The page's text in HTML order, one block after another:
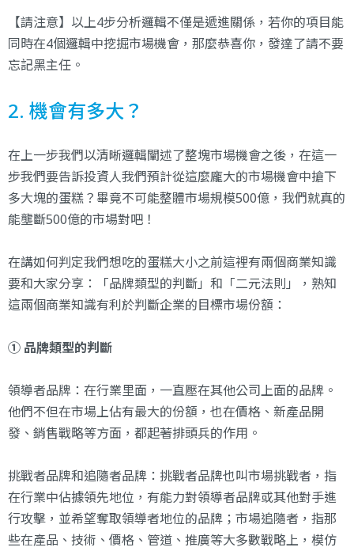
【請注意】以上4步分析邏輯不僅是遞進關係，若你的項目能
同時在4個邏輯中挖掘市場機會，那麼恭喜你，發達了請不要
忘記黑主任。
2. 機會有多大？
在上一步我們以清晰邏輯闡述了整塊市場機會之後，在這一
步我們要告訴投資人我們預計從這麼龐大的市場機會中搶下
多大塊的蛋糕？畢竟不可能整體市場規模500億，我們就真的
能壟斷500億的市場對吧！
在講如何判定我們想吃的蛋糕大小之前這裡有兩個商業知識
要和大家分享：「品牌類型的判斷」和「二元法則」，熟知
這兩個商業知識有利於判斷企業的目標市場份額：
① 品牌類型的判斷
領導者品牌：在行業里面，一直壓在其他公司上面的品牌。
他們不但在市場上佔有最大的份額，也在價格、新產品開
發、銷售戰略等方面，都起著排頭兵的作用。
挑戰者品牌和追隨者品牌：挑戰者品牌也叫市場挑戰者，指
在行業中佔據領先地位，有能力對領導者品牌或其他對手進
行攻擊，並希望奪取領導者地位的品牌；市場追隨者，指那
些在產品、技術、價格、管道、推廣等大多數戰略上，模仿